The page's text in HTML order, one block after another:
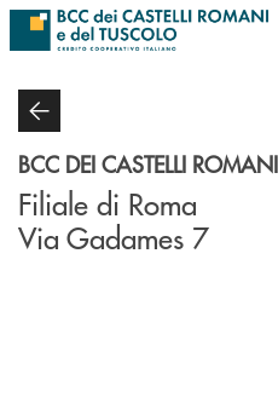
Salta al contenuto principale
BCC DEI CASTELLI
Filiale di Roma
Via Gadames 7